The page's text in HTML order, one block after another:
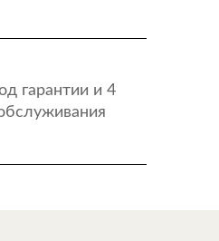
гарантии и 4